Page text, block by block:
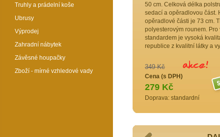
50 cm. Celková délka
sedací a opěradlovou část.
opěradlové části je 73 cm.
polyesterovým rounem.
standardem je vysoká
republice z kvalitní látky a
349 Kč
Cena (s DPH)
279 Kč
Doprava: standardní
Truhly a prádelní koše
Ubrusy
Výprodej
Zahradní nábytek
Závěsné houpačky
Zboží - mírné vzhledové vady